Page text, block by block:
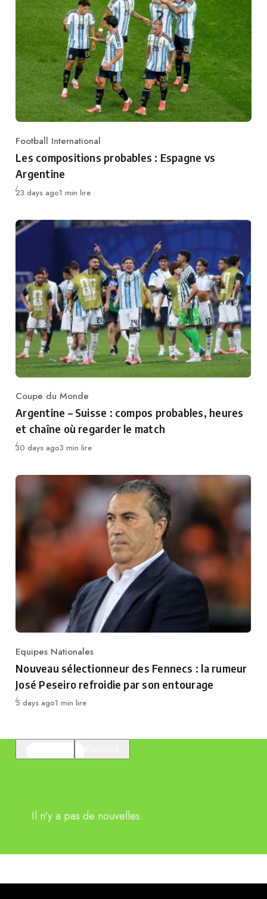
Category
Football International
Les compositions probables : Espagne vs
Argentine
Publié
23 days ago1 min lire
Category
Coupe du Monde
Argentine – Suisse : compos probables, heures
et chaîne où regarder le match
Publié
30 days ago3 min lire
Category
Equipes Nationales
Nouveau sélectionneur des Fennecs : la rumeur
José Peseiro refroidie par son entourage
Publié
5 days ago1 min lire
Il n'y a pas de nouvelles.